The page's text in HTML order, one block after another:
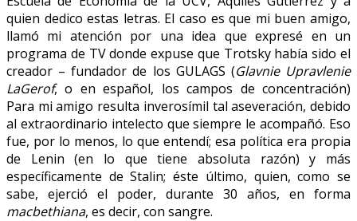
quien dedico estas letras. El caso es que mi buen amigo,
llamó mi atención por una idea que expresé en un
programa de TV donde expuse que Trotsky había sido el
creador – fundador de los GULAGS (Glavnie Upravlenie
LaGerof, o en español, los campos de concentración)
Para mi amigo resulta inverosímil tal aseveración, debido
al extraordinario intelecto que siempre le acompañó. Eso
fue, por lo menos, lo que entendí; esa política era propia
de Lenin (en lo que tiene absoluta razón) y más
específicamente de Stalin; éste último, quien, como se
sabe, ejerció el poder, durante 30 años, en forma
macbethiana, es decir, con sangre.